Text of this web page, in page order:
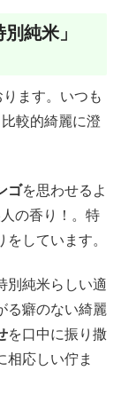
純米」
ます。いつも
較的綺麗に澄
ゴを思わせるよ
の香り！。特
しています。
純米らしい適
る癖のない綺麗
を口中に振り撒
相応しい佇ま